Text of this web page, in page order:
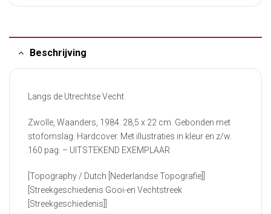
Beschrijving
Langs de Utrechtse Vecht
Zwolle, Waanders, 1984. 28,5 x 22 cm. Gebonden met
stofomslag. Hardcover. Met illustraties in kleur en z/w.
160 pag. – UITSTEKEND EXEMPLAAR
[Topography / Dutch [Nederlandse Topografie]]
[Streekgeschiedenis Gooi-en Vechtstreek
[Streekgeschiedenis]]